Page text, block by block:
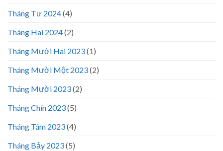
Tháng Tư 2024(4)
Tháng Hai 2024(2)
Tháng Mười Hai 2023(1)
Tháng Mười Một 2023(2)
Tháng Mười 2023(2)
Tháng Chín 2023(5)
Tháng Tám 2023(4)
Tháng Bảy 2023(5)